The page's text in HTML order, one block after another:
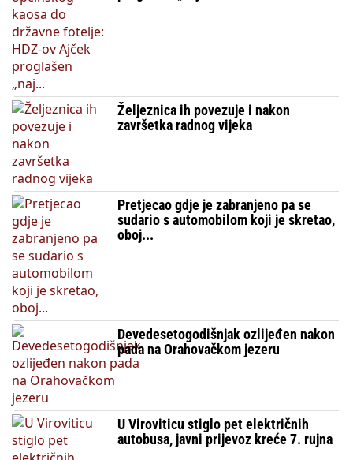
Željeznica ih povezuje i nakon
završetka radnog vijeka
Pretjecao gdje je zabranjeno pa se
sudario s automobilom koji je skretao,
oboj...
Devedesetogodišnjak ozlijeđen nakon
pada na Orahovačkom jezeru
U Viroviticu stiglo pet električnih
autobusa, javni prijevoz kreće 7. rujna